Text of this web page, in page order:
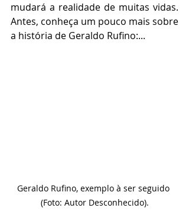
mudará a realidade de muitas vidas.
Antes, conheça um pouco mais sobre
a história de Geraldo Rufino:...
Geraldo Rufino, exemplo à ser seguido
(Foto: Autor Desconhecido).